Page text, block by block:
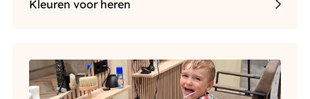
Kleuren voor heren